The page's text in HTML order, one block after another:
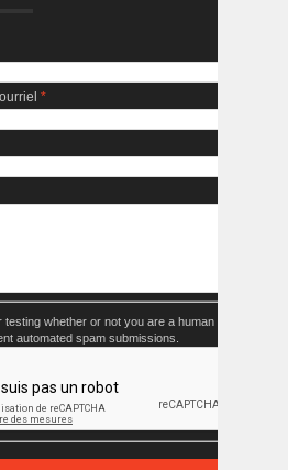
*
testing whether or not you are a human
automated spam submissions.